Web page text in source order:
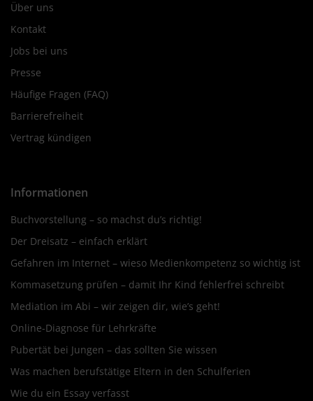
Über uns
Kontakt
Jobs bei uns
Presse
Häufige Fragen (FAQ)
Barrierefreiheit
Vertrag kündigen
Informationen
Buchvorstellung – so machst du’s richtig!
Der Dreisatz – einfach erklärt
Gefahren im Internet – wieso Medienkompetenz so wichtig ist
Kommasetzung prüfen – damit Ihr Kind fehlerfrei schreibt
Mediation im Abi – wir zeigen dir, wie’s geht!
Online-Diagnose für Lehrkräfte
Pubertät bei Jungen – das sollten Sie wissen
Was machen berufstätige Eltern in den Schulferien
Wie du ein Essay verfasst